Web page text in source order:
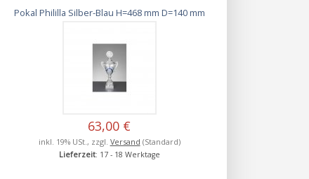
Pokal Phililla Silber-Blau H=468 mm D=140 mm
63,00 €
inkl. 19% USt., zzgl. Versand (Standard)
Lieferzeit: 17 - 18 Werktage